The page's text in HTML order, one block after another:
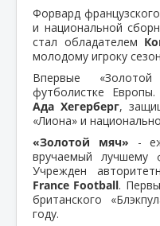
Форвард
и национальной
стал обладателем
молодому игроку
Впервые
футболистке
Ада Хегерберг,
«Лиона» и
«Золотой мяч» -
вручаемый лучшему
Учрежден
France Football.
британского
году.